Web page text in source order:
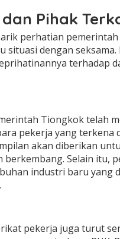
Pihak
perhatian
dengan seksama.
terhadap
Tiongkok telah
pekerja yang terkena
akan diberikan
Selain itu,
industri baru yang
pekerja juga turut